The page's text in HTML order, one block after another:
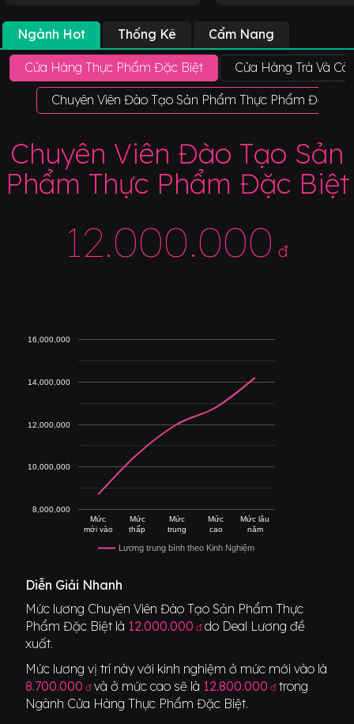
Ngành Hot Thống Kê Cẩm Nang
Cửa Hàng Thực Phẩm Đặc Biệt Cửa Hàng Trà Và
Chuyên Viên Đào Tạo Sản Phẩm Thực Phẩm Đặc
Chuyên Viên Đào Tạo Sản
Phẩm Thực Phẩm Đặc Biệt
12.000.000 đ
Lương trung bình theo Kinh Nghiệm
Mức
mới vào
Mức
thấp
Mức
trung
Mức
cao
Mức lâu
năm
8,000,000
10,000,000
12,000,000
14,000,000
16,000,000
Diễn Giải Nhanh
Mức lương Chuyên Viên Đào Tạo Sản Phẩm Thực
Phẩm Đặc Biệt là 12.000.000 đdo Deal Lương đề
xuất.
Mức lương vị trí này với kinh nghiệm ở mức mới vào là
8.700.000 đ và ở mức cao sẽ là 12.800.000 đ trong
Ngành Cửa Hàng Thực Phẩm Đặc Biệt.